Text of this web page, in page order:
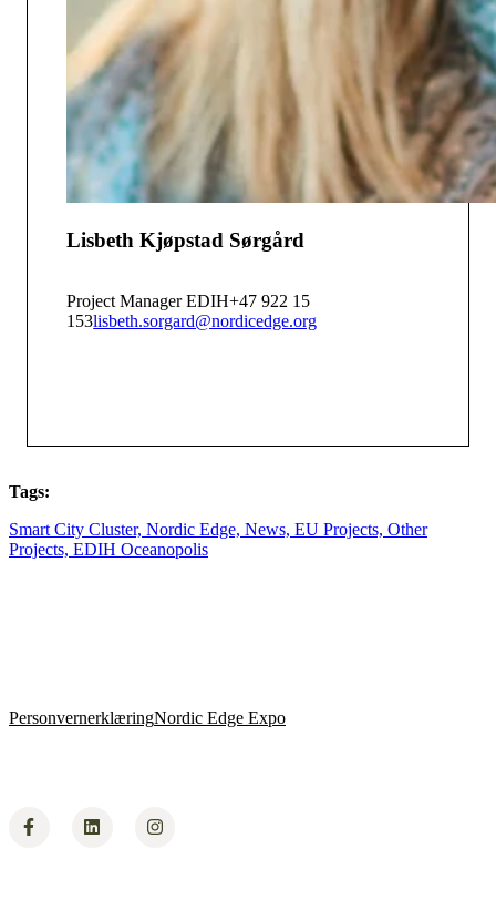
Lisbeth Kjøpstad Sørgård
Project Manager EDIH+47 922 15
153lisbeth.sorgard@nordicedge.org
Tags:
Smart City Cluster, Nordic Edge, News, EU Projects, Other
Projects, EDIH Oceanopolis
PersonvernerklæringNordic Edge Expo